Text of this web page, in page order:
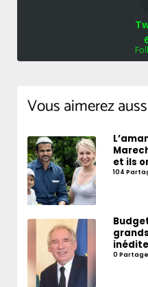
Vous aimerez
et ils
104
0